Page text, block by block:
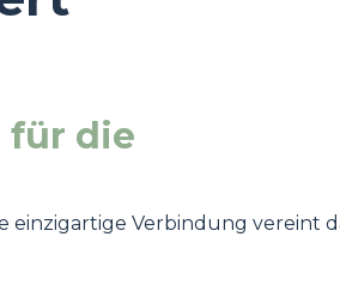
für die
einzigartige Verbindung vereint